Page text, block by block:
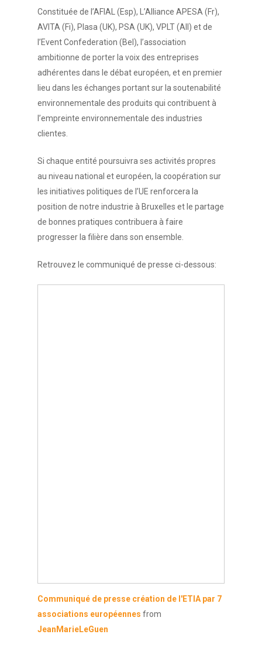
Constituée de l’AFIAL (Esp), L’Alliance APESA (Fr),
AVITA (Fi), Plasa (UK), PSA (UK), VPLT (All) et de
l’Event Confederation (Bel), l’association
ambitionne de porter la voix des entreprises
adhérentes dans le débat européen, et en premier
lieu dans les échanges portant sur la soutenabilité
environnementale des produits qui contribuent à
l’empreinte environnementale des industries
clientes.
Si chaque entité poursuivra ses activités propres
au niveau national et européen, la coopération sur
les initiatives politiques de l’UE renforcera la
position de notre industrie à Bruxelles et le partage
de bonnes pratiques contribuera à faire
progresser la filière dans son ensemble.
Retrouvez le communiqué de presse ci-dessous:
Communiqué de presse création de l'ETIA par 7
associations européennes from
JeanMarieLeGuen